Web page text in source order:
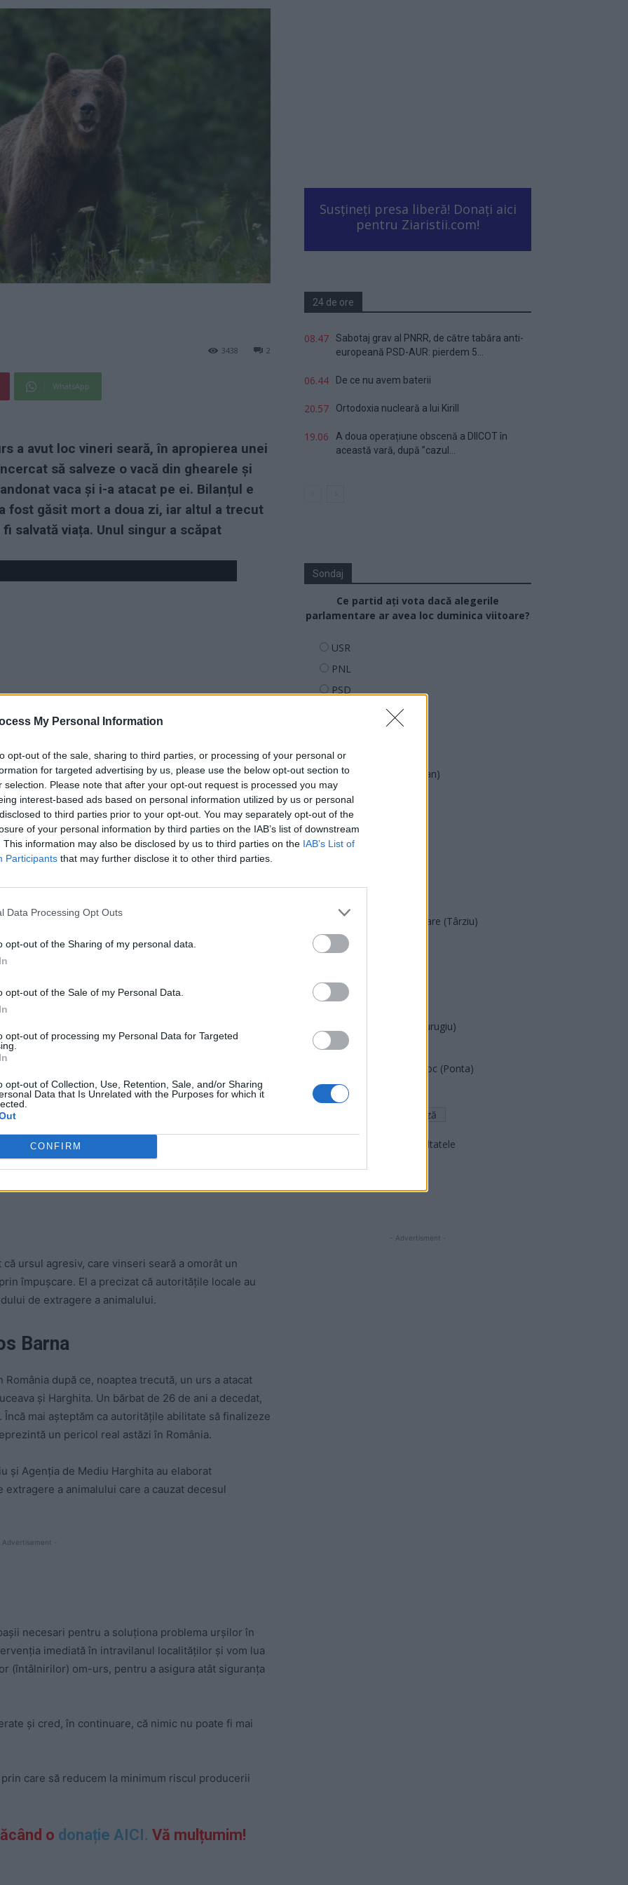
My Personal Information
opt-out of the sale, sharing to third parties, or processing of your personal or
for targeted advertising by us, please use the below opt-out section to
selection. Please note that after your opt-out request is processed you may
interest-based ads based on personal information utilized by us or personal
to third parties prior to your opt-out. You may separately opt-out of the
of your personal information by third parties on the IAB’s list of downstream
This information may also be disclosed by us to third parties on the IAB’s List of
Participants that may further disclose it to other third parties.
Data Processing Opt Outs
opt-out of the Sharing of my personal data.
opt-out of the Sale of my Personal Data.
opt-out of processing my Personal Data for Targeted
opt-out of Collection, Use, Retention, Sale, and/or Sharing
Data that Is Unrelated with the Purposes for which it
CONFIRM
2
3438
WhatsApp
a avut loc vineri seară, în apropierea unei
să salveze o vacă din ghearele și
vaca și i-a atacat pe ei. Bilanțul e
fost găsit mort a doua zi, iar altul a trecut
salvată viața. Unul singur a scăpat
din județul Harghita, la granița cu Suceava. Unul
a fost căutat fără succes vineri seara, fiind dat
Spiridon” din Iaşi, unde a fost operat timp de 7
maxilo-faciali, potrivit Agerpres.
cu amputaţie de degete şi leziuni la nivel
fusese sfâșiat și zdrobit de urs. E un miracol
- Advertisement -
că ursul agresiv, care vinseri seară a omorât un
împușcare. El a precizat că autoritățile locale au
de extragere a animalului.
Barna
după ce, noaptea trecută, un urs a atacat
și Harghita. Un bărbat de 26 de ani a decedat,
mai așteptăm ca autoritățile abilitate să finalizeze
un pericol real astăzi în România.
și Agenția de Mediu Harghita au elaborat
a animalului care a cauzat decesul
Advertisement -
necesari pentru a soluționa problema urșilor în
imediată în intravilanul localităților și vom lua
(întâlnirilor) om-urs, pentru a asigura atât siguranța
și cred, în continuare, că nimic nu poate fi mai
care să reducem la minimum riscul producerii
o donație AICI. Vă mulțumim!
Susțineți presa liberă! Donați aici
pentru Ziaristii.com!
24 de ore
08.47
Sabotaj grav al PNRR, de către tabăra anti-
europeană PSD-AUR: pierdem 5...
06.44 De ce nu avem baterii
20.57 Ortodoxia nucleară a lui Kirill
19.06
A doua operațiune obscenă a DIICOT în
această vară, după ”cazul...
Sondaj
Ce partid ați vota dacă alegerile
parlamentare ar avea loc duminica viitoare?
USR
PNL
PSD
PMP (Tomac)
Forța Dreptei (L. Orban)
PNȚMM
REPER
SENS
Acțiunea Conservatoare (Târziu)
PDF (Lazarus)
PNȚCD (Pavelescu)
PNCR (Terheș)
Partidul Patrioților (Surugiu)
FAR (Coarnă)
România pe Primul Loc (Ponta)
Altul
Arată rezultatele
- Advertisment -